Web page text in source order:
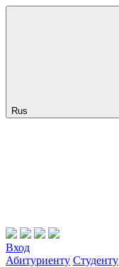
Rus
Вход
Абитуриенту Студенту